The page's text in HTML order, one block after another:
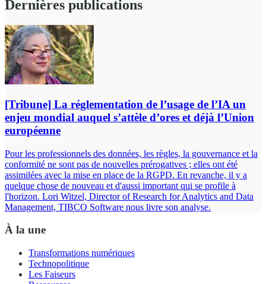
Dernières publications
[Tribune] La réglementation de l’usage de l’IA un
enjeu mondial auquel s’attèle d’ores et déjà l’Union
européenne
Pour les professionnels des données, les règles, la gouvernance et la
conformité ne sont pas de nouvelles prérogatives ; elles ont été
assimilées avec la mise en place de la RGPD. En revanche, il y a
quelque chose de nouveau et d'aussi important qui se profile à
l'horizon. Lori Witzel, Director of Research for Analytics and Data
Management, TIBCO Software nous livre son analyse.
À la une
Transformations numériques
Technopolitique
Les Faiseurs